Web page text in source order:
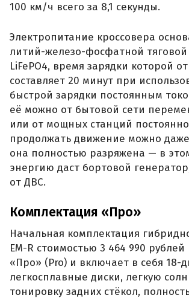
100 км/ч всего за 8,1 секунды.
Электропитание кроссовера
литий-железо-фосфатной тяговой
LiFePO4, время зарядки которой
составляет 20 минут при
быстрой зарядки постоянным
её можно от бытовой сети
или от мощных станций
продолжать движение можно даже
она полностью разряжена — в
энергию даст бортовой
от ДВС.
Комплектация «Про»
Начальная комплектация
EM-R стоимостью 3 464 990 рублей
«Про» (Pro) и включает в себя 18-
легкосплавные диски, легкую
тонировку задних стёкол,